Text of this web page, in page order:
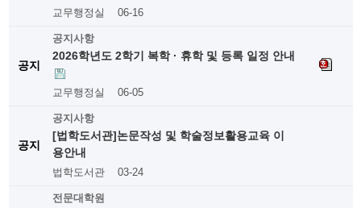
교무행정실 06-16
공지
공지사항
2026학년도 2학기 복학 · 휴학 및 등록 일정 안내
교무행정실 06-05
공지
공지사항
[법학도서관]논문작성 및 학술정보활용교육 이
용안내
법학도서관 03-24
전문대학원